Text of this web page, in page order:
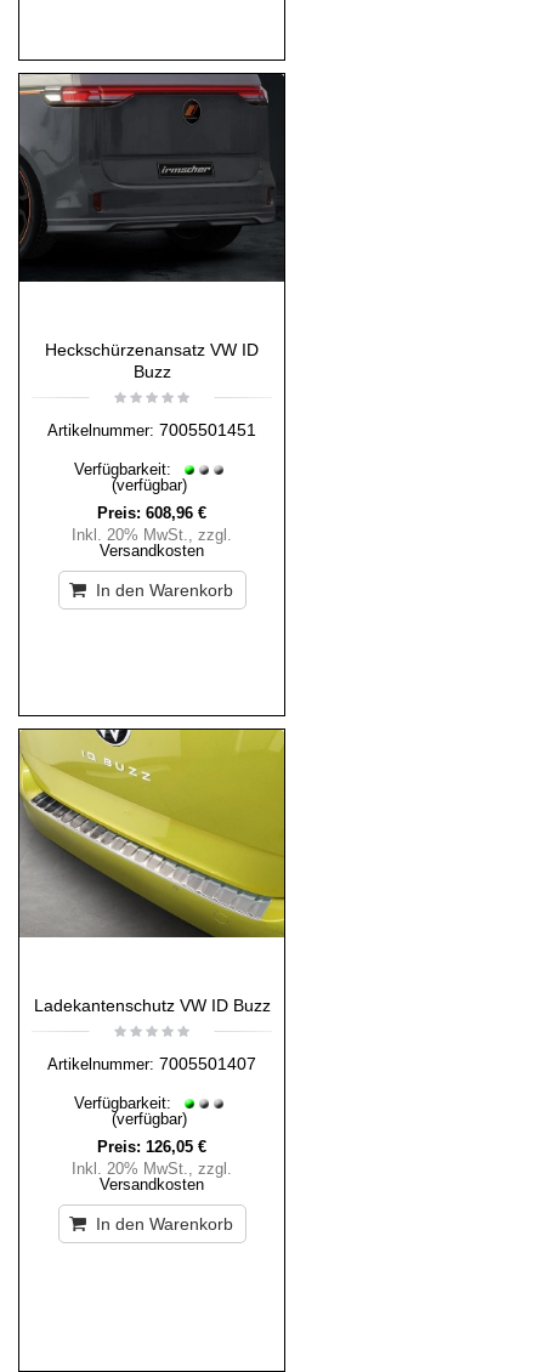
Heckschürzenansatz VW ID
Buzz
Artikelnummer: 7005501451
Verfügbarkeit:
(verfügbar)
Preis: 608,96 €
Inkl. 20% MwSt., zzgl.
Versandkosten
In den Warenkorb
Ladekantenschutz VW ID Buzz
Artikelnummer: 7005501407
Verfügbarkeit:
(verfügbar)
Preis: 126,05 €
Inkl. 20% MwSt., zzgl.
Versandkosten
In den Warenkorb